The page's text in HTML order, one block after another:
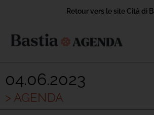
Retour vers le site Cità di
04.06.2023
> AGENDA